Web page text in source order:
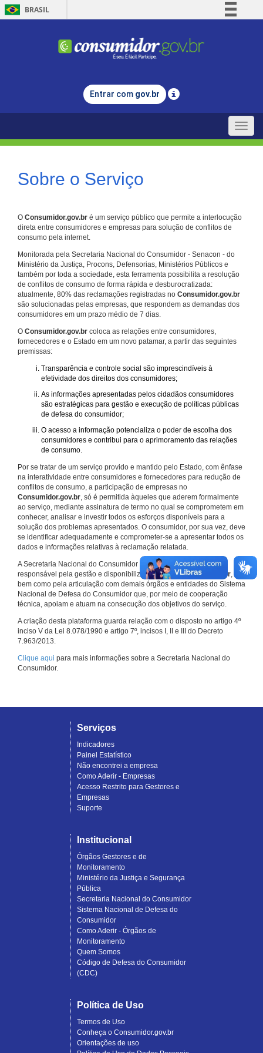
BRASIL
Comunica BR
Legislação
Entrar com gov.br
Toggle
Sobre o Serviço
O Consumidor.gov.br é um serviço público que permite a interlocução
direta entre consumidores e empresas para solução de conflitos de
consumo pela internet.
Monitorada pela Secretaria Nacional do Consumidor - Senacon - do
Ministério da Justiça, Procons, Defensorias, Ministérios Públicos e
também por toda a sociedade, esta ferramenta possibilita a resolução
de conflitos de consumo de forma rápida e desburocratizada:
atualmente, 80% das reclamações registradas no Consumidor.gov.br
são solucionadas pelas empresas, que respondem as demandas dos
consumidores em um prazo médio de 7 dias.
O Consumidor.gov.br coloca as relações entre consumidores,
fornecedores e o Estado em um novo patamar, a partir das seguintes
premissas:
Transparência e controle social são imprescindíveis à
efetividade dos direitos dos consumidores;
As informações apresentadas pelos cidadãos consumidores
são estratégicas para gestão e execução de políticas públicas
de defesa do consumidor;
O acesso a informação potencializa o poder de escolha dos
consumidores e contribui para o aprimoramento das relações
de consumo.
Por se tratar de um serviço provido e mantido pelo Estado, com ênfase
na interatividade entre consumidores e fornecedores para redução de
conflitos de consumo, a participação de empresas no
Consumidor.gov.br, só é permitida àqueles que aderem formalmente
ao serviço, mediante assinatura de termo no qual se comprometem em
conhecer, analisar e investir todos os esforços disponíveis para a
solução dos problemas apresentados. O consumidor, por sua vez, deve
se identificar adequadamente e comprometer-se a apresentar todos os
dados e informações relativas à reclamação relatada.
A Secretaria Nacional do Consumidor do Ministério da Justiça é a
responsável pela gestão e disponibilização doConsumidor.gov.br,
bem como pela articulação com demais órgãos e entidades do Sistema
Nacional de Defesa do Consumidor que, por meio de cooperação
técnica, apoiam e atuam na consecução dos objetivos do serviço.
A criação desta plataforma guarda relação com o disposto no artigo 4º
inciso V da Lei 8.078/1990 e artigo 7º, incisos I, II e III do Decreto
7.963/2013.
Clique aqui para mais informações sobre a Secretaria Nacional do
Consumidor.
Serviços
Indicadores
Painel Estatístico
Não encontrei a empresa
Como Aderir - Empresas
Acesso Restrito para Gestores e
Empresas
Suporte
Institucional
Órgãos Gestores e de
Monitoramento
Ministério da Justiça e Segurança
Pública
Secretaria Nacional do Consumidor
Sistema Nacional de Defesa do
Consumidor
Como Aderir - Órgãos de
Monitoramento
Quem Somos
Código de Defesa do Consumidor
(CDC)
Política de Uso
Termos de Uso
Conheça o Consumidor.gov.br
Orientações de uso